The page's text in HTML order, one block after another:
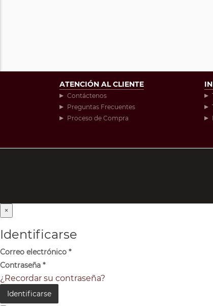
ATENCIÓN AL CLIENTE
Contáctenos
Preguntas Frecuentes
Proceso de Compra
×
Identificarse
Correo electrónico *
Contraseña *
¿Recordar su contraseña?
Identificarse